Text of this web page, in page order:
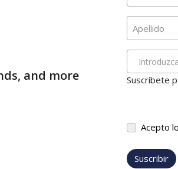
and more
Apellido
Suscríbete
Acepto
Suscribir